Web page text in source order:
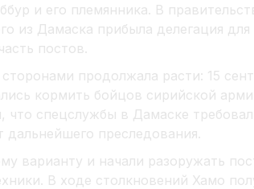
и его племянника. В
из Дамаска прибыла делегация
постов.
продолжала расти: 15
кормить бойцов сирийской
что спецслужбы в Дамаске
дальнейшего преследования.
варианту и начали разоружать
В ходе столкновений Хамо